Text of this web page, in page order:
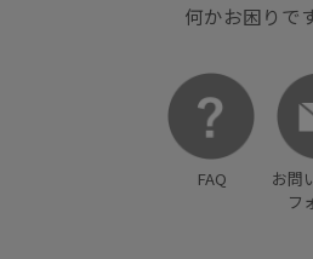
何かお困りで
FAQ
お問
フ